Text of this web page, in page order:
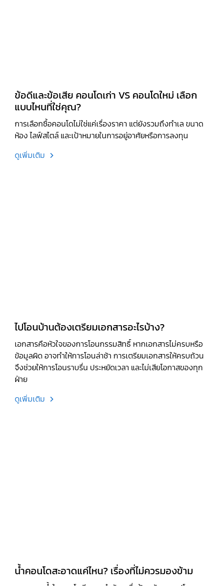
ข้อดีและข้อเสีย คอนโดเก่า VS คอนโดใหม่ เลือก
แบบไหนที่ใช่คุณ?
การเลือกซื้อคอนโดไม่ใช่แค่เรื่องราคา แต่ยังรวมถึงทำเล ขนาด
ห้อง ไลฟ์สไตล์ และเป้าหมายในการอยู่อาศัยหรือการลงทุน
ดูเพิ่มเติม
ไปโอนบ้านต้องเตรียมเอกสารอะไรบ้าง?
เอกสารคือหัวใจของการโอนกรรมสิทธิ์ หากเอกสารไม่ครบหรือ
ข้อมูลผิด อาจทำให้การโอนล่าช้า การเตรียมเอกสารให้ครบถ้วน
จึงช่วยให้การโอนราบรื่น ประหยัดเวลา และไม่เสียโอกาสของทุก
ฝ่าย
ดูเพิ่มเติม
น้ำคอนโดสะอาดแค่ไหน? เรื่องที่ไม่ควรมองข้าม